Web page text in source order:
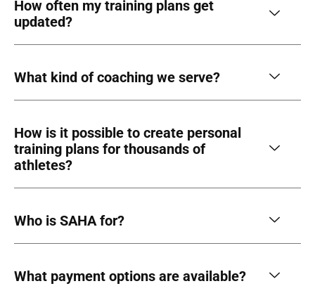
How often my training plans get
updated?
What kind of coaching we serve?
How is it possible to create personal
training plans for thousands of
athletes?
Who is SAHA for?
What payment options are available?